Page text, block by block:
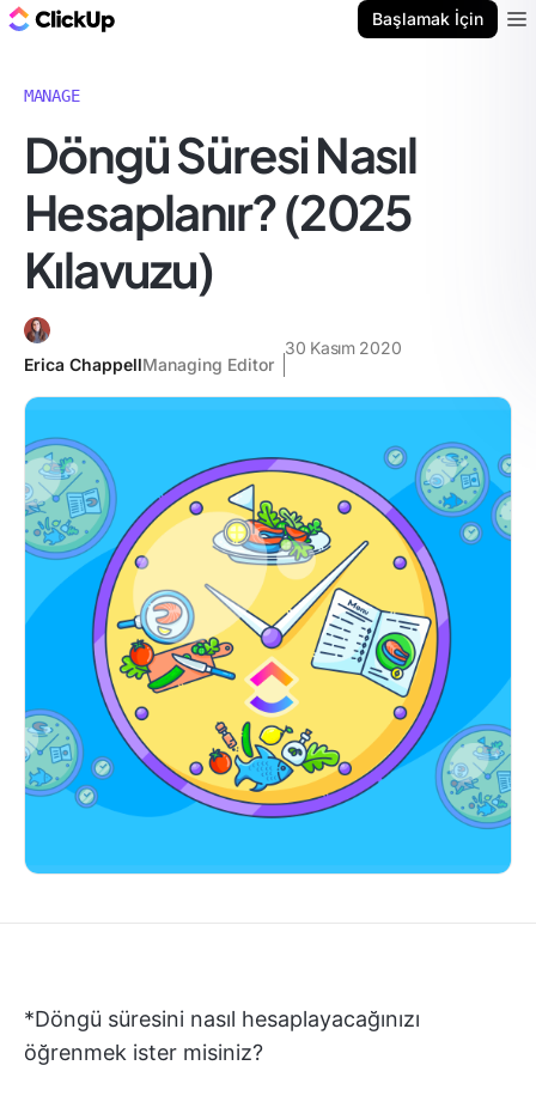
Başlamak İçin
MANAGE
Döngü Süresi Nasıl
Hesaplanır? (2025
Kılavuzu)
Erica ChappellManaging Editor
30 Kasım 2020
*Döngü süresini nasıl hesaplayacağınızı
öğrenmek ister misiniz?